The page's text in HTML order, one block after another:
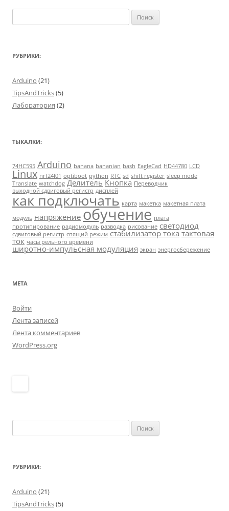
РУБРИКИ:
Arduino (21)
TipsAndTricks(5)
Лаборатория (2)
ТЫКАЛКИ:
74HC595 Arduino banana bananian bash EagleCad HD44780 LCD
Linux nrf24l01 optiboot python RTC sd shift register sleep mode
Translate watchdog Делитель Кнопка Переводчик
выходной сдвиговый регистр дисплей
как подключать карта макетка макетная плата
модуль напряжение обучение плата
протипирование радиомодуль разводка рисование светодиод
сдвиговый регистр спящий режим стабилизатор тока тактовая
ток часы рельного времени
широтно-импульсная модуляция экран энергосбережение
МЕТА
Войти
Лента записей
Лента комментариев
WordPress.org
РУБРИКИ:
Arduino (21)
TipsAndTricks(5)